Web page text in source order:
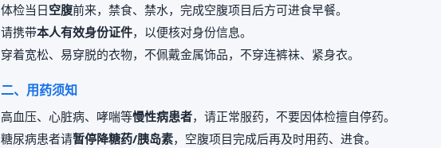
体检当日空腹前来，禁食、禁水，完成空腹项目后方可进食早餐。
请携带本人有效身份证件，以便核对身份信息。
穿着宽松、易穿脱的衣物，不佩戴金属饰品，不穿连裤袜、紧身衣。
二、用药须知
高血压、心脏病、哮喘等慢性病患者，请正常服药，不要因体检擅自停药。
糖尿病患者请暂停降糖药/胰岛素，空腹项目完成后再及时用药、进食。